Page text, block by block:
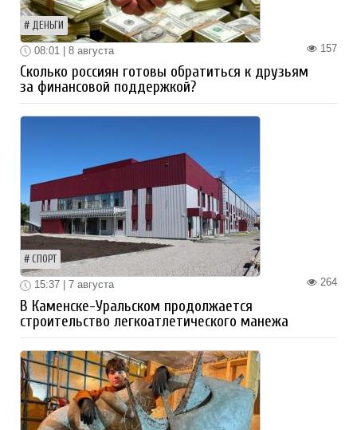
ДЕНЬГИ
157
08:01 | 8 августа
Сколько россиян готовы обратиться к друзьям
за финансовой поддержкой?
СПОРТ
264
15:37 | 7 августа
В Каменске-Уральском продолжается
строительство легкоатлетического манежа